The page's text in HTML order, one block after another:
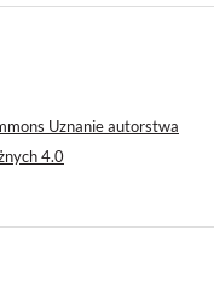
Uznanie autorstwa
4.0